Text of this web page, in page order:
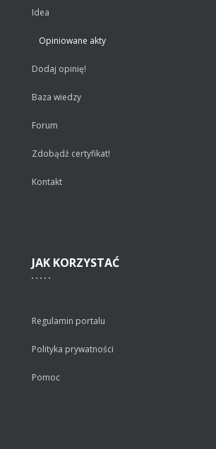
Idea
Opiniowane akty
Dodaj opinię!
Baza wiedzy
Forum
Zdobądź certyfikat!
Kontakt
JAK KORZYSTAĆ
Regulamin portalu
Polityka prywatności
Pomoc